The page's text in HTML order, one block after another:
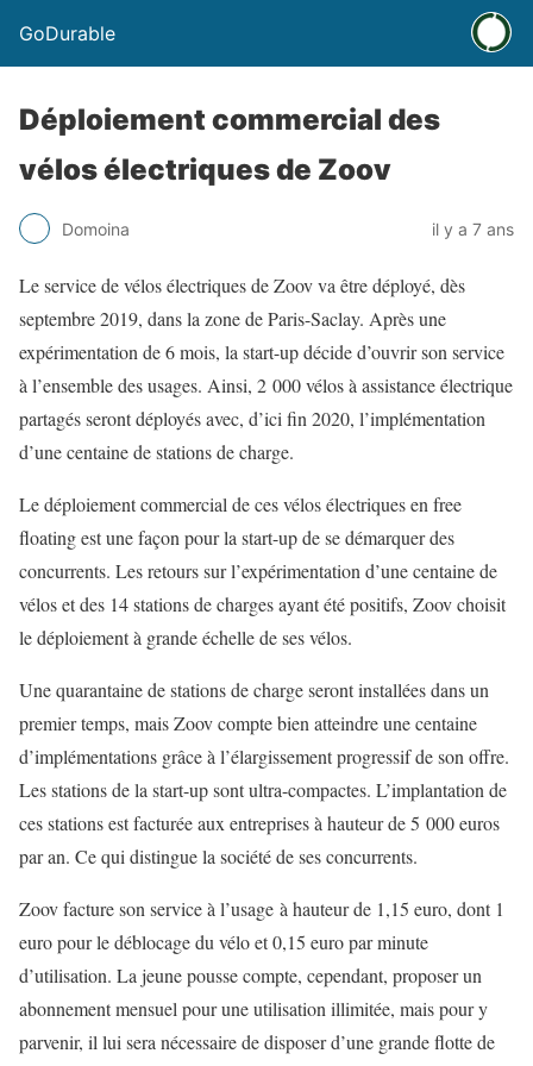
GoDurable
Déploiement commercial des
vélos électriques de Zoov
Domoina il y a 7 ans
Le service de vélos électriques de Zoov va être déployé, dès
septembre 2019, dans la zone de Paris-Saclay. Après une
expérimentation de 6 mois, la start-up décide d’ouvrir son service
à l’ensemble des usages. Ainsi, 2 000 vélos à assistance électrique
partagés seront déployés avec, d’ici fin 2020, l’implémentation
d’une centaine de stations de charge.
Le déploiement commercial de ces vélos électriques en free
floating est une façon pour la start-up de se démarquer des
concurrents. Les retours sur l’expérimentation d’une centaine de
vélos et des 14 stations de charges ayant été positifs, Zoov choisit
le déploiement à grande échelle de ses vélos.
Une quarantaine de stations de charge seront installées dans un
premier temps, mais Zoov compte bien atteindre une centaine
d’implémentations grâce à l’élargissement progressif de son offre.
Les stations de la start-up sont ultra-compactes. L’implantation de
ces stations est facturée aux entreprises à hauteur de 5 000 euros
par an. Ce qui distingue la société de ses concurrents.
Zoov facture son service à l’usage à hauteur de 1,15 euro, dont 1
euro pour le déblocage du vélo et 0,15 euro par minute
d’utilisation. La jeune pousse compte, cependant, proposer un
abonnement mensuel pour une utilisation illimitée, mais pour y
parvenir, il lui sera nécessaire de disposer d’une grande flotte de